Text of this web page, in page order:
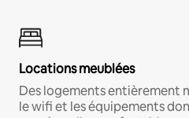
Locations meublées
Des logements entièrement
le wifi et les équipements